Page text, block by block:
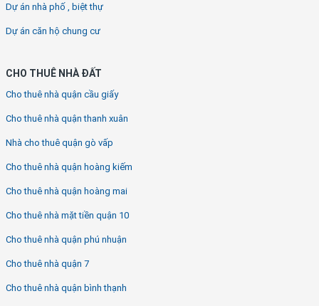
Dự án nhà phố , biệt thự
Dự án căn hộ chung cư
CHO THUÊ NHÀ ĐẤT
Cho thuê nhà quận cầu giấy
Cho thuê nhà quận thanh xuân
Nhà cho thuê quận gò vấp
Cho thuê nhà quận hoàng kiếm
Cho thuê nhà quận hoàng mai
Cho thuê nhà mặt tiền quận 10
Cho thuê nhà quận phú nhuận
Cho thuê nhà quận 7
Cho thuê nhà quận bình thạnh